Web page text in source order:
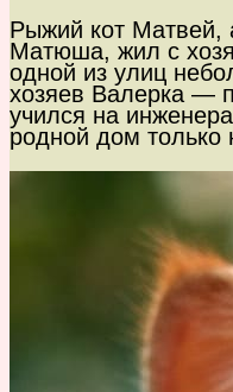
Рыжий кот Матвей,
Матюша, жил с
одной из улиц
хозяев Валерка —
учился на
родной дом только